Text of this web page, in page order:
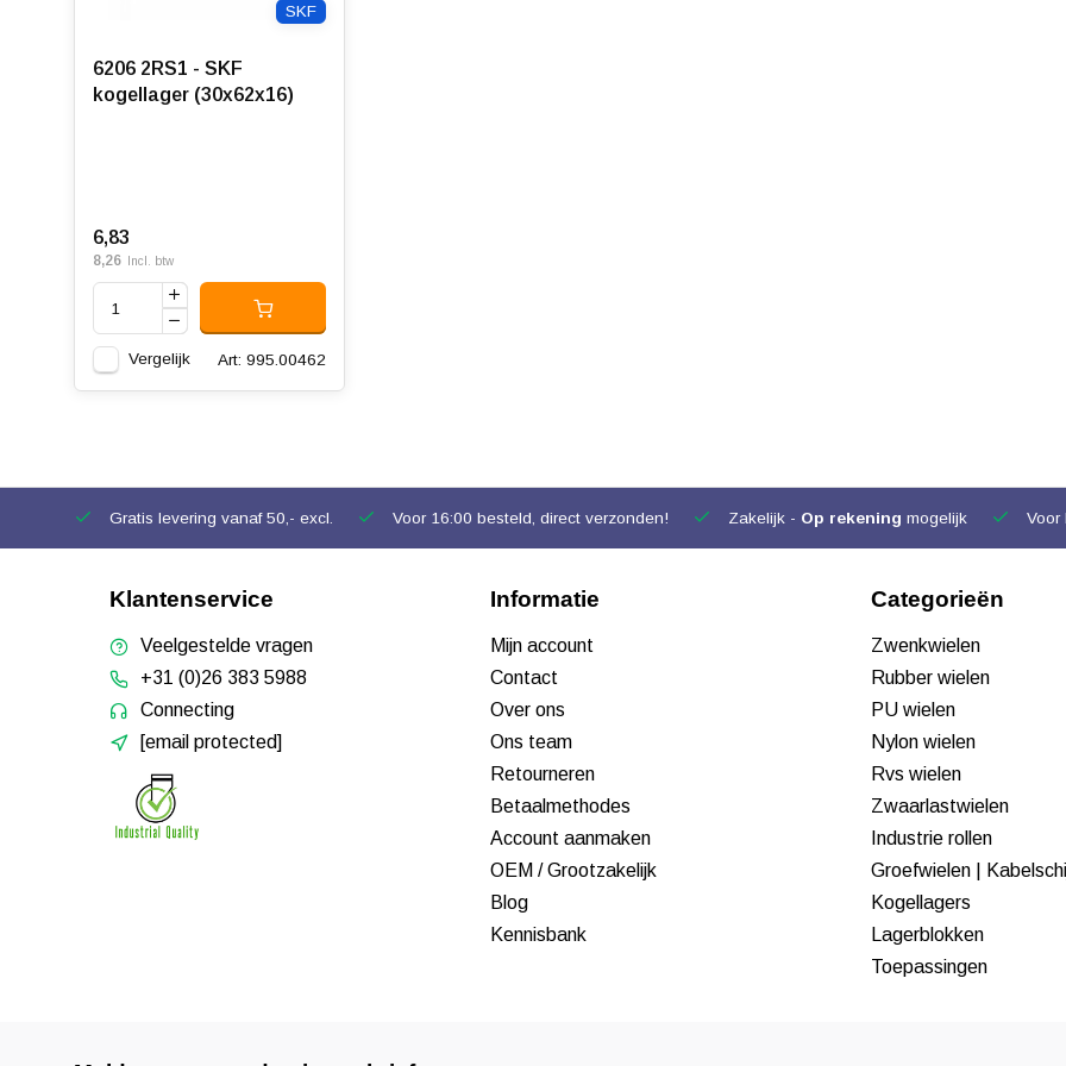
SKF
6206 2RS1 - SKF
kogellager (30x62x16)
6,83
8,26 Incl. btw
Vergelijk Art: 995.00462
Gratis levering vanaf 50,- excl. Voor 16:00 besteld, direct verzonden! Zakelijk - Op rekening mogelijk Voor
Klantenservice
Veelgestelde vragen
+31 (0)26 383 5988
Connecting
[email protected]
Informatie
Mijn account
Contact
Over ons
Ons team
Retourneren
Betaalmethodes
Account aanmaken
OEM / Grootzakelijk
Blog
Kennisbank
Categorieën
Zwenkwielen
Rubber wielen
PU wielen
Nylon wielen
Rvs wielen
Zwaarlastwielen
Industrie rollen
Groefwielen |
Kogellagers
Lagerblokken
Toepassingen